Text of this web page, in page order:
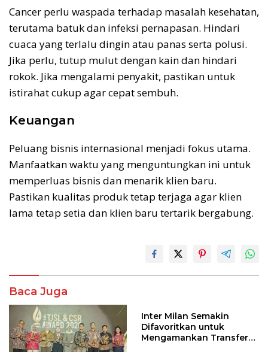
Cancer perlu waspada terhadap masalah kesehatan,
terutama batuk dan infeksi pernapasan. Hindari
cuaca yang terlalu dingin atau panas serta polusi.
Jika perlu, tutup mulut dengan kain dan hindari
rokok. Jika mengalami penyakit, pastikan untuk
istirahat cukup agar cepat sembuh.
Keuangan
Peluang bisnis internasional menjadi fokus utama.
Manfaatkan waktu yang menguntungkan ini untuk
memperluas bisnis dan menarik klien baru.
Pastikan kualitas produk tetap terjaga agar klien
lama tetap setia dan klien baru tertarik bergabung.
Baca Juga
Inter Milan Semakin
Difavoritkan untuk
Mengamankan Transfer